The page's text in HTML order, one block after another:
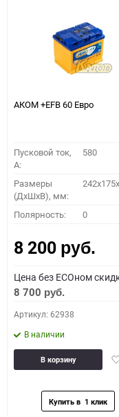
АКОМ +EFB 60 Евро
Пусковой ток,
A:
580
Размеры
(ДхШхВ), мм:
Полярность: 0
8 200 руб.
Цена без ECOном
8 700 руб.
Артикул: 62938
В наличии
В корзину